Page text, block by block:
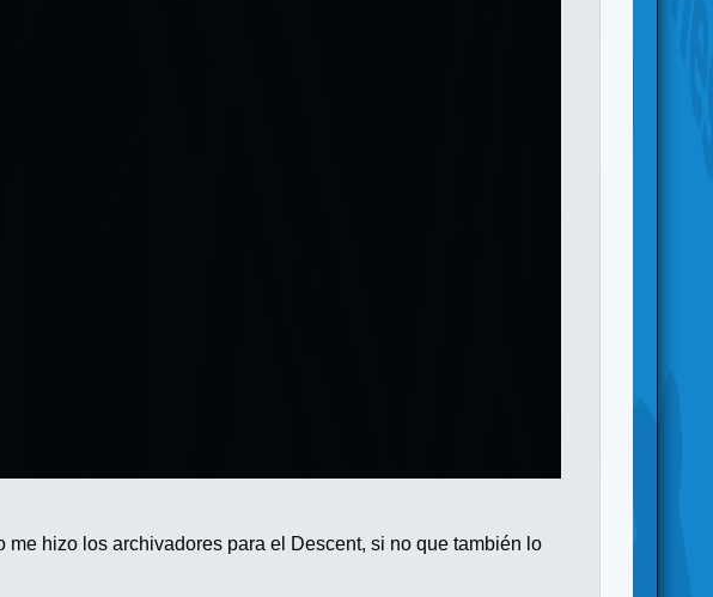
hizo los archivadores para el Descent, si no que también lo